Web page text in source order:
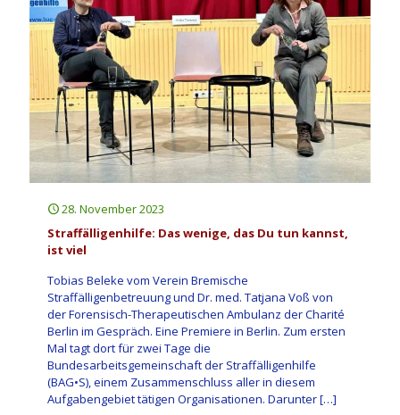
28. November 2023
Straffälligenhilfe: Das wenige, das Du tun kannst,
ist viel
Tobias Beleke vom Verein Bremische
Straffälligenbetreuung und Dr. med. Tatjana Voß von
der Forensisch-Therapeutischen Ambulanz der Charité
Berlin im Gespräch. Eine Premiere in Berlin. Zum ersten
Mal tagt dort für zwei Tage die
Bundesarbeitsgemeinschaft der Straffälligenhilfe
(BAG•S), einem Zusammenschluss aller in diesem
Aufgabengebiet tätigen Organisationen. Darunter[…]